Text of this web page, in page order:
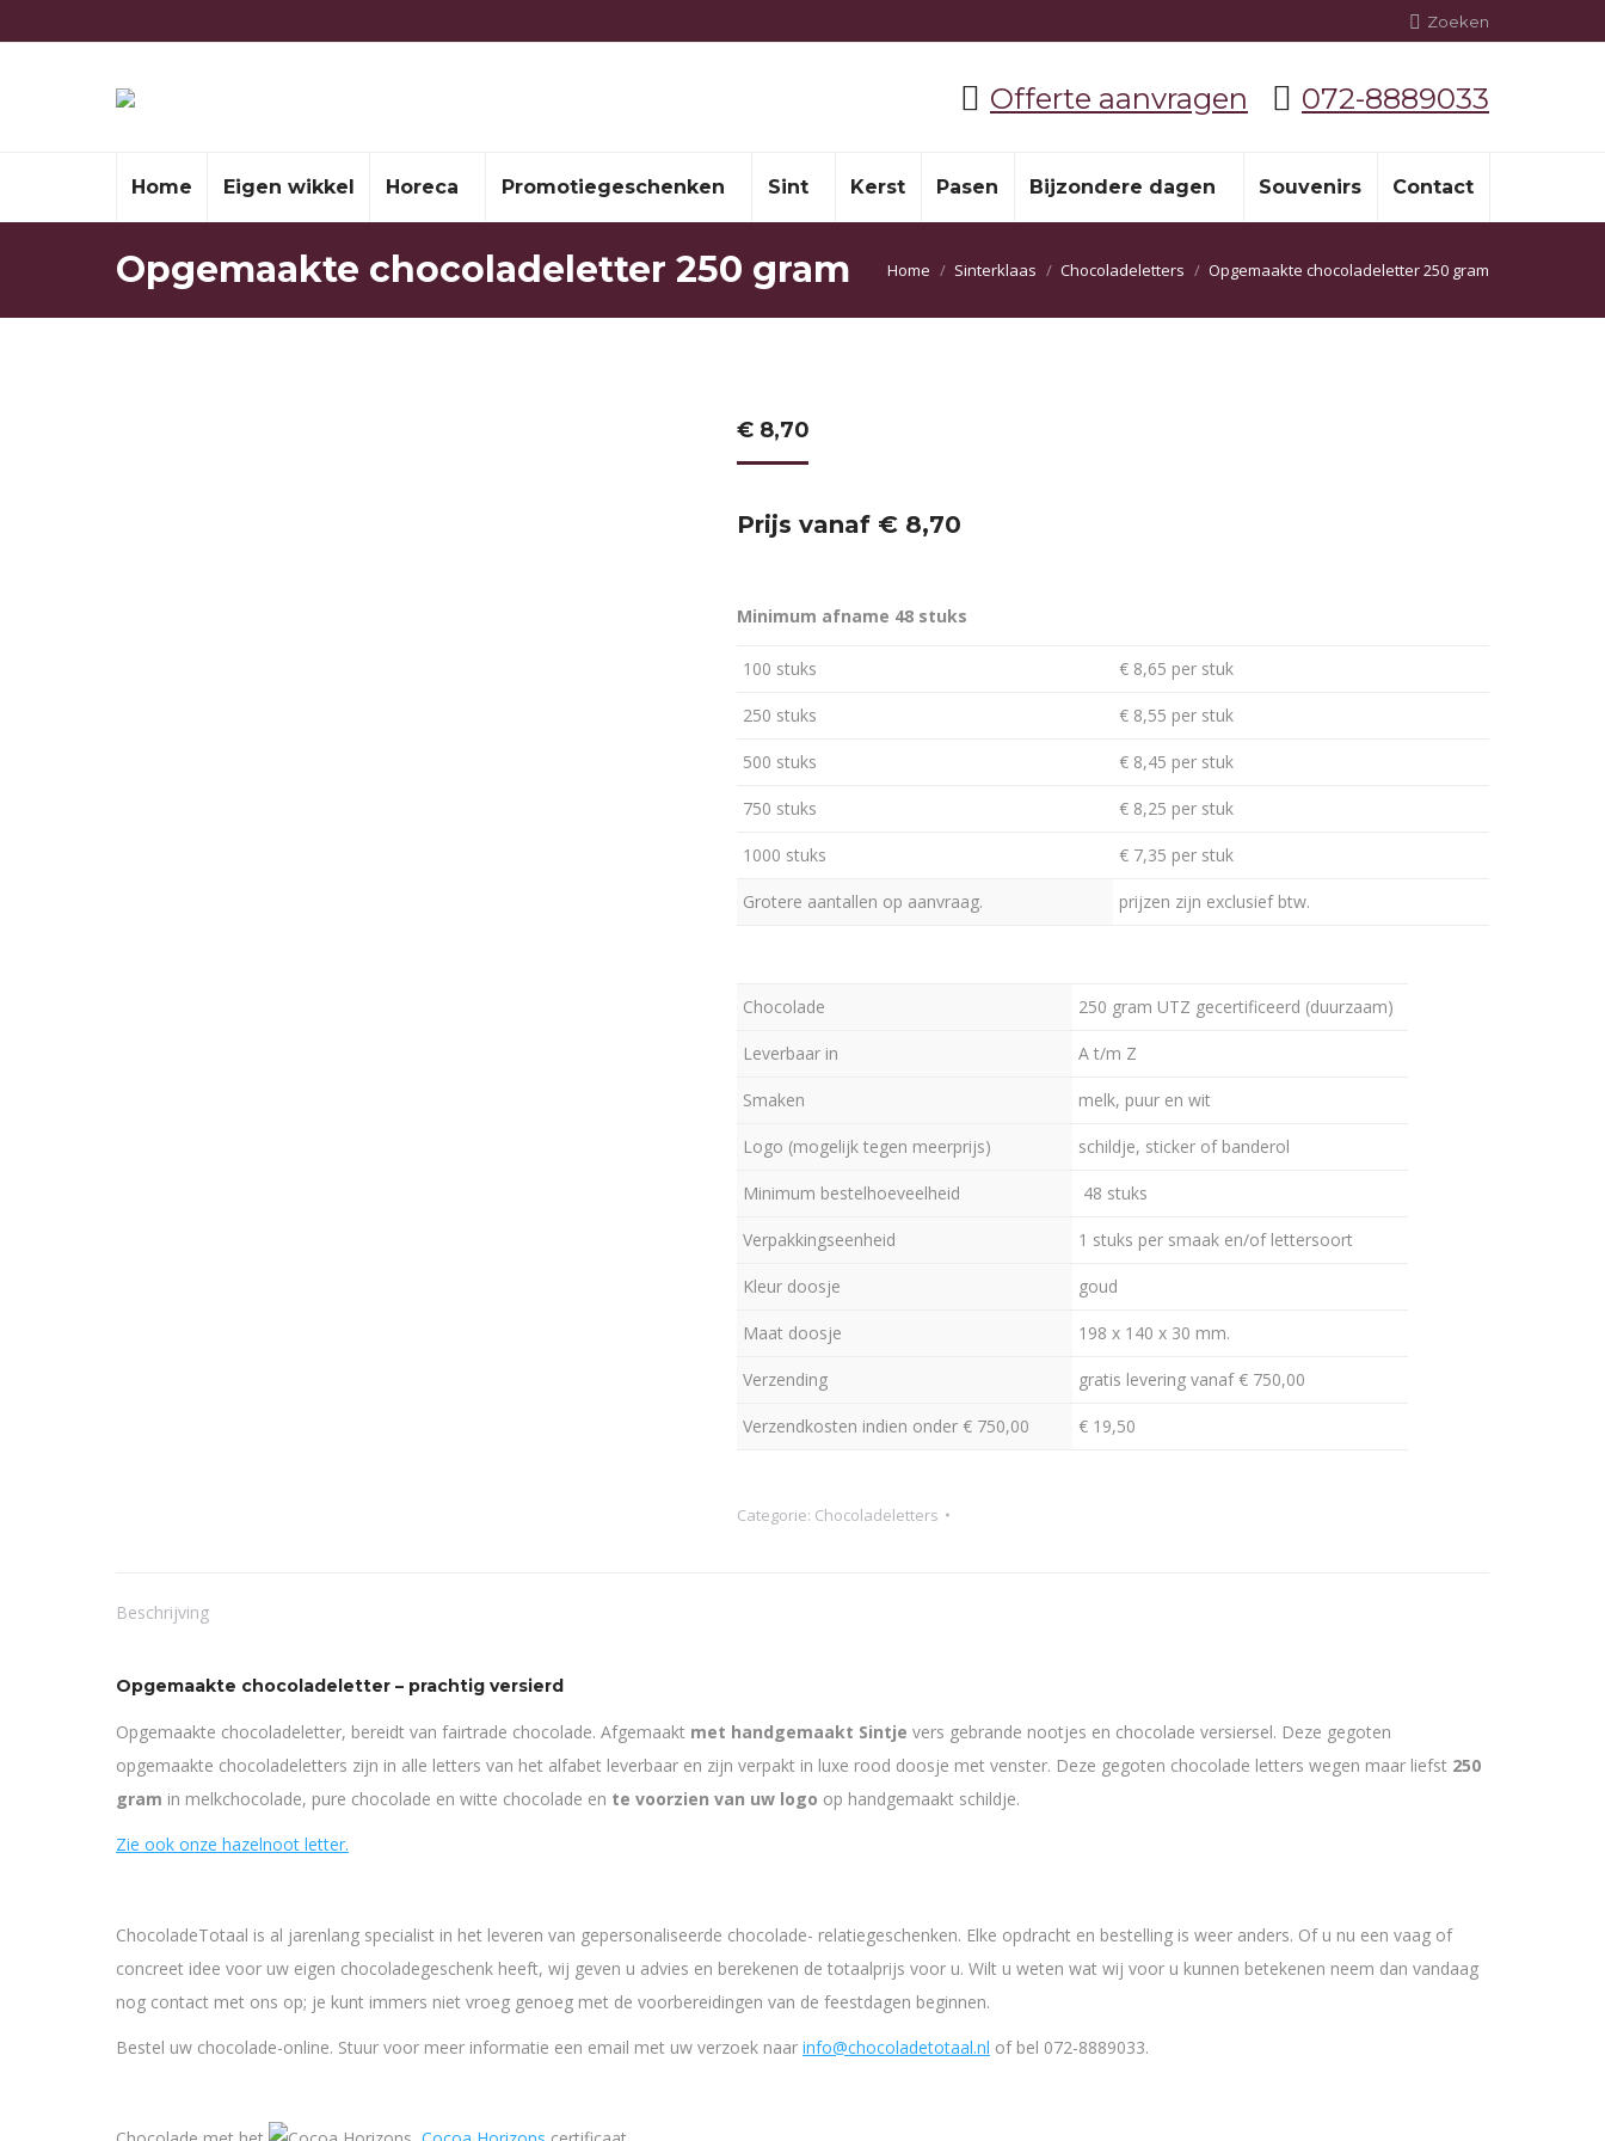
Zoeken:
Zoeken
Offerte aanvragen 072-8889033
Home Eigen wikkel Horeca Promotiegeschenken Sint Kerst Pasen Bijzondere dagen Souvenirs Contact
Opgemaakte chocoladeletter 250 gram Je bent hier:
Home Sinterklaas Chocoladeletters Opgemaakte chocoladeletter 250 gram
€ 8,70
Prijs vanaf € 8,70
Minimum afname 48 stuks
100 stuks € 8,65 per stuk
250 stuks € 8,55 per stuk
500 stuks € 8,45 per stuk
750 stuks € 8,25 per stuk
1000 stuks € 7,35 per stuk
Grotere aantallen op aanvraag. prijzen zijn exclusief btw.
Chocolade 250 gram UTZ gecertificeerd (duurzaam)
Leverbaar in A t/m Z
Smaken melk, puur en wit
Logo (mogelijk tegen meerprijs) schildje, sticker of banderol
Minimum bestelhoeveelheid 48 stuks
Verpakkingseenheid 1 stuks per smaak en/of lettersoort
Kleur doosje goud
Maat doosje 198 x 140 x 30 mm.
Verzending gratis levering vanaf € 750,00
Verzendkosten indien onder € 750,00 € 19,50
Categorie: Chocoladeletters
Beschrijving
Opgemaakte chocoladeletter – prachtig versierd
Opgemaakte chocoladeletter, bereidt van fairtrade chocolade. Afgemaakt met handgemaakt Sintje vers gebrande nootjes en chocolade versiersel. Deze gegoten
opgemaakte chocoladeletters zijn in alle letters van het alfabet leverbaar en zijn verpakt in luxe rood doosje met venster. Deze gegoten chocolade letters wegen maar liefst 250
gram in melkchocolade, pure chocolade en witte chocolade en te voorzien van uw logo op handgemaakt schildje.
Zie ook onze hazelnoot letter.
ChocoladeTotaal is al jarenlang specialist in het leveren van gepersonaliseerde chocolade- relatiegeschenken. Elke opdracht en bestelling is weer anders. Of u nu een vaag of
concreet idee voor uw eigen chocoladegeschenk heeft, wij geven u advies en berekenen de totaalprijs voor u. Wilt u weten wat wij voor u kunnen betekenen neem dan vandaag
nog contact met ons op; je kunt immers niet vroeg genoeg met de voorbereidingen van de feestdagen beginnen.
Bestel uw chocolade-online. Stuur voor meer informatie een email met uw verzoek naar info@chocoladetotaal.nl of bel 072-8889033.